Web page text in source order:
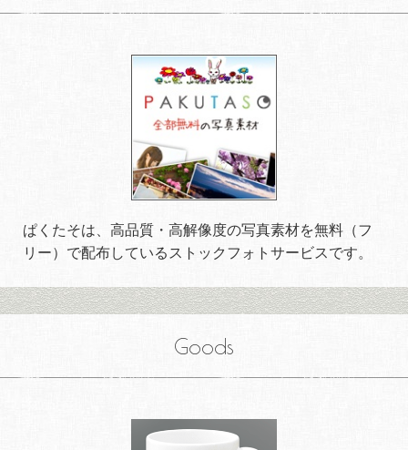
ぱくたそは、高品質・高解像度の写真素材を無料（フ
リー）で配布しているストックフォトサービスです。
Goods